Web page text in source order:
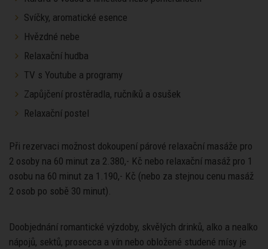
Svíčky, aromatické esence
Hvězdné nebe
Relaxační hudba
TV s Youtube a programy
Zapůjčení prostěradla, ručníků a osušek
Relaxační postel
Při rezervaci možnost dokoupení párové relaxační masáže pro
2 osoby na 60 minut za 2.380,- Kč nebo relaxační masáž pro 1
osobu na 60 minut za 1.190,- Kč (nebo za stejnou cenu masáž
2 osob po sobě 30 minut).
Doobjednání romantické výzdoby, skvělých drinků, alko a nealko
nápojů, sektů, prosecca a vín nebo obložené studené mísy je